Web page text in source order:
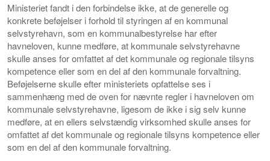
Ministeriet fandt i den forbindelse ikke, at de generelle og
konkrete beføjelser i forhold til styringen af en kommunal
selvstyrehavn, som en kommunalbestyrelse har efter
havneloven, kunne medføre, at kommunale selvstyrehavne
skulle anses for omfattet af det kommunale og regionale tilsyns
kompetence eller som en del af den kommunale forvaltning.
Beføjelserne skulle efter ministeriets opfattelse ses i
sammenhæng med de oven for nævnte regler i havneloven om
kommunale selvstyrehavne, ligesom de ikke i sig selv kunne
medføre, at en ellers selvstændig virksomhed skulle anses for
omfattet af det kommunale og regionale tilsyns kompetence eller
som en del af den kommunale forvaltning.